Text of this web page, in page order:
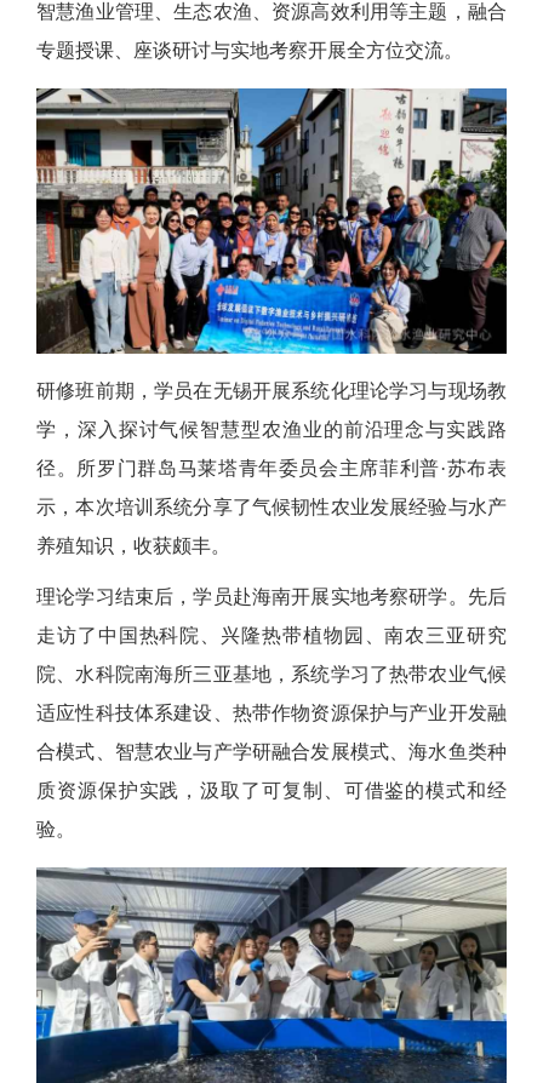
智慧渔业管理、生态农渔、资源高效利用等主题，融合
专题授课、座谈研讨与实地考察开展全方位交流。
研修班前期，学员在无锡开展系统化理论学习与现场教
学，深入探讨气候智慧型农渔业的前沿理念与实践路
径。所罗门群岛马莱塔青年委员会主席菲利普·苏布表
示，本次培训系统分享了气候韧性农业发展经验与水产
养殖知识，收获颇丰。
理论学习结束后，学员赴海南开展实地考察研学。先后
走访了中国热科院、兴隆热带植物园、南农三亚研究
院、水科院南海所三亚基地，系统学习了热带农业气候
适应性科技体系建设、热带作物资源保护与产业开发融
合模式、智慧农业与产学研融合发展模式、海水鱼类种
质资源保护实践，汲取了可复制、可借鉴的模式和经
验。